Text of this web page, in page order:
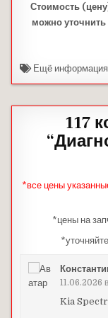
Стоимость
можно уточнить
Ещё
117
“
*все цены
*цены на
11.06.2026 в
Kia